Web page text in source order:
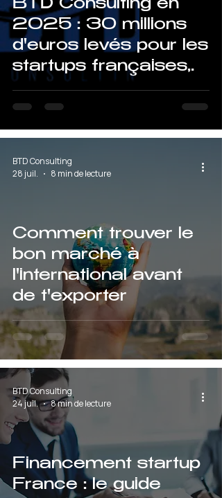
BTD Consulting en
2025 : 30 millions
d'euros levés pour les
startups françaises,
comment on a fait
Comment trouver le
bon marché à
l'international avant
de t'exporter
BTD Consulting
28 juil.
8 min de lecture
Financement startup
France : le guide
BTD Consulting
24 juil.
8 min de lecture